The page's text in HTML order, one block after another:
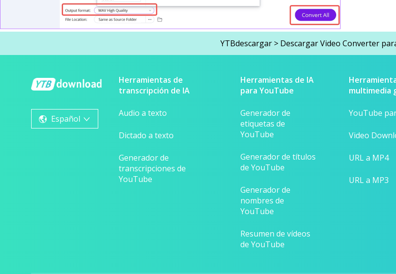
YTBdescargar > Descargar Video Converter
Español
Herramientas de
transcripción de IA
Audio a texto
Dictado a texto
Generador de
transcripciones de
YouTube
Herramientas de IA
para YouTube
Generador de
etiquetas de
YouTube
Generador de títulos
de YouTube
Generador de
nombres de
YouTube
Resumen de vídeos
de YouTube
multimedia
YouTube
Video
URL a MP4
URL a MP3